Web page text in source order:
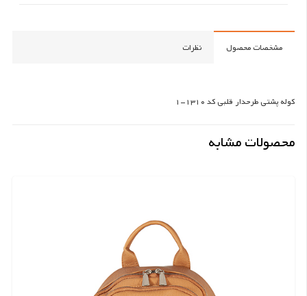
مشخصات محصول نظرات
کوله پشتی طرحدار قلبی کد 1310-1
محصولات مشابه